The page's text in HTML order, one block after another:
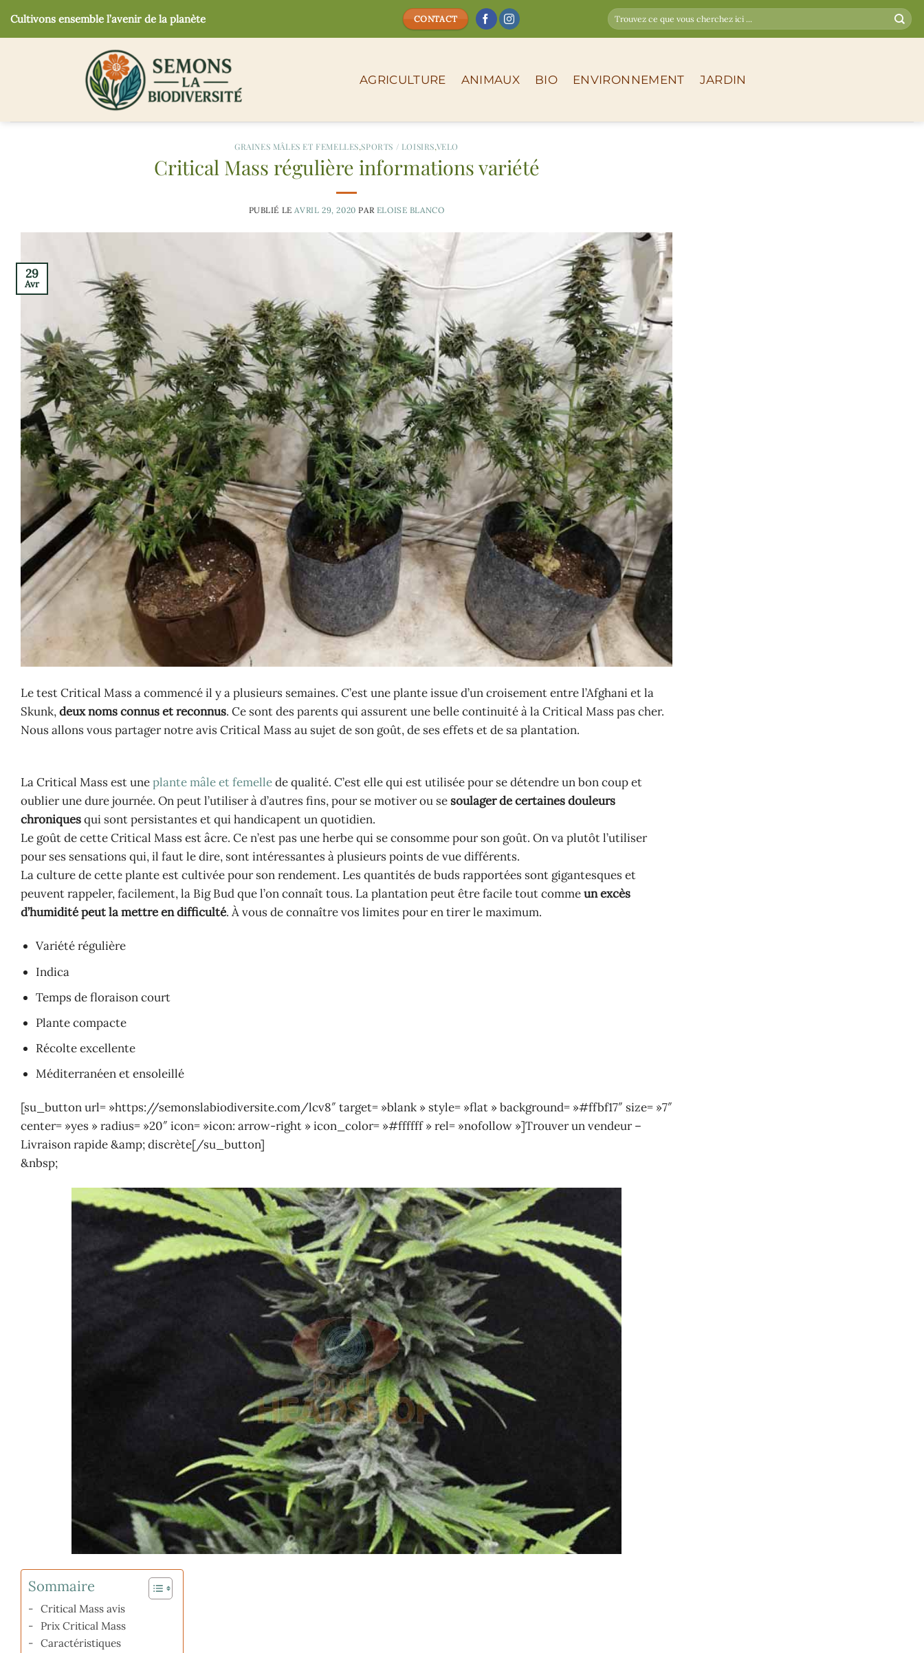
au
Cultivons ensemble l’avenir de la planète CONTACT
AGRICULTURE ANIMAUX BIO ENVIRONNEMENT JARDIN
GRAINES MÂLES ET FEMELLES,SPORTS / LOISIRS,VELO
Critical Mass régulière informations variété
PUBLIÉ LE AVRIL 29, 2020 PAR ELOISE BLANCO
29
Avr
Le test Critical Mass a commencé il y a plusieurs semaines. C’est une plante issue d’un croisement entre l’Afghani et la
Skunk,deux noms connus et reconnus. Ce sont des parents qui assurent une belle continuité à la Critical Mass pas cher.
Nous allons vous partager notre avis Critical Mass au sujet de son goût, de ses effets et de sa plantation.
La Critical Mass est uneplante mâle et femellede qualité. C’est elle qui est utilisée pour se détendre un bon coup et
oublier une dure journée. On peut l’utiliser à d’autres fins, pour se motiver ou sesoulager de certaines douleurs
chroniquesqui sont persistantes et qui handicapent un quotidien.
Le goût de cette Critical Mass est âcre. Ce n’est pas une herbe qui se consomme pour son goût. On va plutôt l’utiliser
pour ses sensations qui, il faut le dire, sont intéressantes à plusieurs points de vue différents.
La culture de cette plante est cultivée pour son rendement. Les quantités de buds rapportées sont gigantesques et
peuvent rappeler, facilement, la Big Bud que l’on connaît tous. La plantation peut être facile tout commeun excès
d’humidité peut la mettre en difficulté. À vous de connaître vos limites pour en tirer le maximum.
Variété régulière
Indica
Temps de floraison court
Plante compacte
Récolte excellente
Méditerranéen et ensoleillé
[su_button url= »https://semonslabiodiversite.com/lcv8″ target= »blank » style= »flat » background= »#ffbf17″ size= »7″
center= »yes » radius= »20″ icon= »icon: arrow-right » icon_color= »#ffffff » rel= »nofollow »]Trouver un vendeur –
Livraison rapide &amp; discrète[/su_button]
&nbsp;
Sommaire
Critical Mass avis
Prix Critical Mass
Caractéristiques